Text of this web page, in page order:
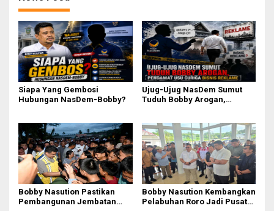
Siapa Yang Gembosi
Hubungan NasDem-Bobby?
Ujug-Ujug NasDem Sumut
Tuduh Bobby Arogan,
Bobby Nasution Pastikan
Pembangunan Jembatan
Bobby Nasution Kembangkan
Pelabuhan Roro Jadi Pusat